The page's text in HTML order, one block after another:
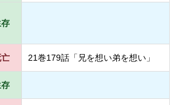
21巻179話「兄を想い弟を想い」